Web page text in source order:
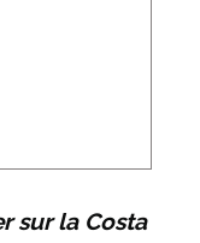
sur la Costa